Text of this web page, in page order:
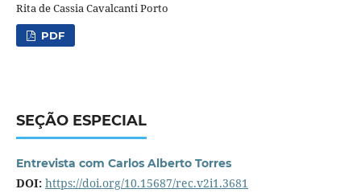
Rita de Cassia Cavalcanti Porto
PDF
SEÇÃO ESPECIAL
Entrevista com Carlos Alberto Torres
DOI: https://doi.org/10.15687/rec.v2i1.3681